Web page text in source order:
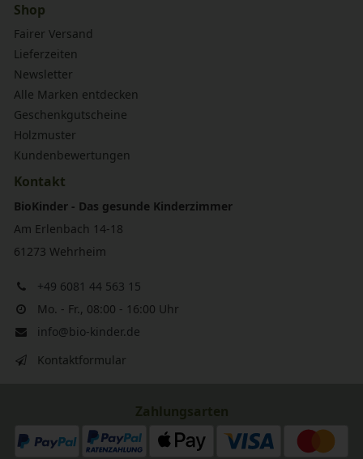
Shop
Fairer Versand
Lieferzeiten
Newsletter
Alle Marken entdecken
Geschenkgutscheine
Holzmuster
Kundenbewertungen
Kontakt
BioKinder - Das gesunde Kinderzimmer
Am Erlenbach 14-18
61273 Wehrheim
+49 6081 44 563 15
Mo. - Fr., 08:00 - 16:00 Uhr
info@bio-kinder.de
Kontaktformular
Zahlungsarten